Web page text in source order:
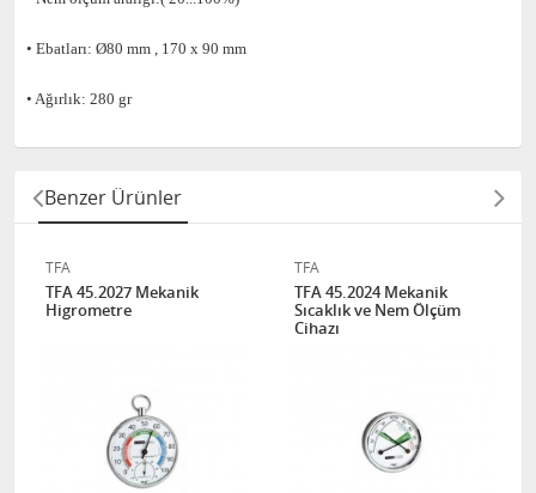
• Ebatları: Ø80 mm , 170 x 90 mm
• Ağırlık: 280 gr
Benzer Ürünler
TFA
TFA 45.2027 Mekanik
Higrometre
TFA
TFA 45.2024 Mekanik
Sıcaklık ve Nem Ölçüm
Cihazı